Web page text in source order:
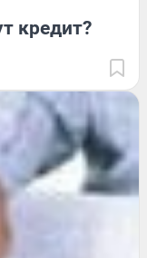
кредит?